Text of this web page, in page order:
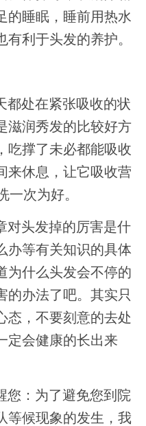
的睡眠，睡前用热水
利于头发的养护。
都处在紧张吸收的状
滋润秀发的比较好方
吃撑了未必都能吸收
来休息，让它吸收营
一次为好。
对头发掉的厉害是什
办等有关知识的具体
为什么头发会不停的
的办法了吧。其实只
态，不要刻意的去处
定会健康的长出来
您：为了避免您到院
等候现象的发生，我